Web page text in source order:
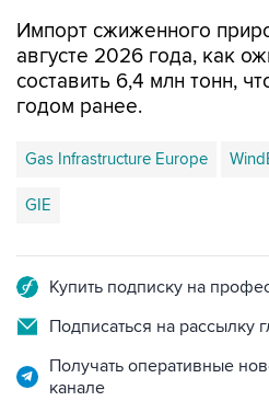
Импорт сжиженного
августе 2026 года, как
составить 6,4 млн тонн,
годом ранее.
Gas Infrastructure Europe
GIE
Купить подписку на
Подписаться на рассылку
Получать оперативные
канале